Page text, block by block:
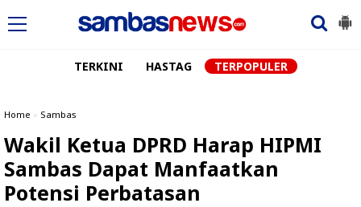
TERKINI HASTAG TERPOPULER
Home » Sambas
Wakil Ketua DPRD Harap HIPMI
Sambas Dapat Manfaatkan
Potensi Perbatasan